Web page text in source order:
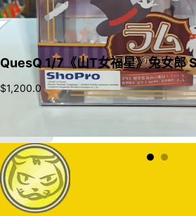
QuesQ 1/7《山T女福星》兔女郎
$1,200.0